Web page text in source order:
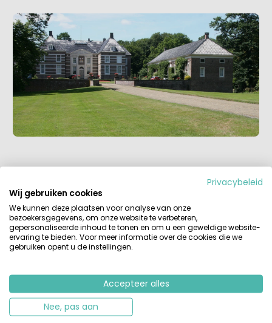
getrokken door een enigszins ongezellig pand. Dit is het
vroegere Huis van Bewaring. Tegenwoordig kun je hier als
gast in een ‘cel worden opgesloten’, het is namelijk een
hotel. Vlak achter dit bijzondere hotel loopt een
stadsriviertje, de Aa. Midden in het hart van Almelo is een
startpunt voor kanovaarders
Privacybeleid
Wij gebruiken cookies
We kunnen deze plaatsen voor analyse van onze
bezoekersgegevens, om onze website te verbeteren,
gepersonaliseerde inhoud te tonen en om u een geweldige website-
ervaring te bieden. Voor meer informatie over de cookies die we
gebruiken opent u de instellingen.
Accepteer alles
Nee, pas aan